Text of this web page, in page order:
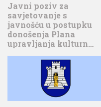
Javni poziv za
savjetovanje s
javnošću u postupku
donošenja Plana
upravljanja kulturn…